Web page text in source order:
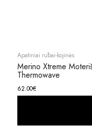
Apatiniai rūbai-kojinės
Merino Xtreme
Thermowave
62.00€